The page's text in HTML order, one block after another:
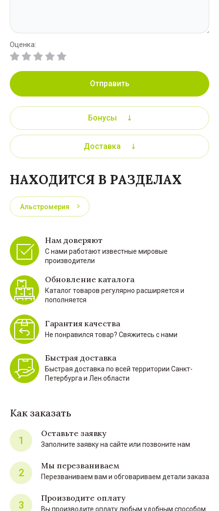
Оценка:
Отправить
Бонусы
Доставка
НАХОДИТСЯ В РАЗДЕЛАХ
Альстромерия
Нам доверяют
С нами работают известные мировые
производители
Обновление каталога
Каталог товаров регулярно расширяется и
пополняется
Гарантия качества
Не понравился товар? Свяжитесь с нами
Быстрая доставка
Быстрая доставка по всей территории Санкт-
Петербурга и Лен.области
Как заказать
1
Оставьте заявку
Заполните заявку на сайте или позвоните нам
2
Мы перезваниваем
Перезваниваем вам и обговариваем детали заказа
3
Производите оплату
Вы производите оплату любым удобным способом